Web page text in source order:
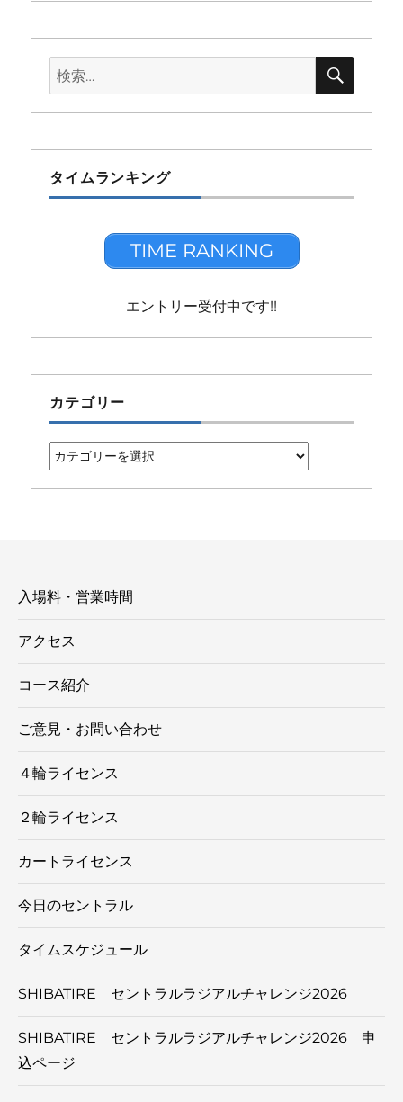
検
索:
検
タイムランキング
TIME RANKING
エントリー受付中です!!
カテゴリー
カ
テ
ゴ
入場料・営業時間
アクセス
コース紹介
ご意見・お問い合わせ
４輪ライセンス
２輪ライセンス
カートライセンス
今日のセントラル
タイムスケジュール
SHIBATIRE セントラルラジアルチャレンジ2026
SHIBATIRE セントラルラジアルチャレンジ2026 申
込ページ